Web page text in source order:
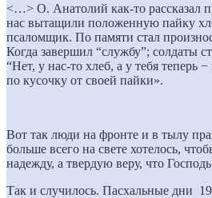
<…> О. Анатолий как-то рассказал
нас вытащили положенную пайку
псаломщик. По памяти стал
Когда завершил “службу”; солдаты
“Нет, у нас-то хлеб, а у тебя
по кусочку от своей пайки».
Вот так люди на фронте и в тылу
больше всего на свете хотелось,
надежду, а твердую веру, что
Так и случилось. Пасхальные дни